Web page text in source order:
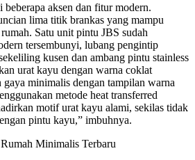
aksen dan fitur modern.
lima titik brankas yang mampu
Satu unit pintu JBS sudah
tersembunyi, lubang pengintip
kusen dan ambang pintu stainless
urat kayu dengan warna coklat
minimalis dengan tampilan warna
metode heat transferred
motif urat kayu alami, sekilas tidak
pintu kayu,” imbuhnya.